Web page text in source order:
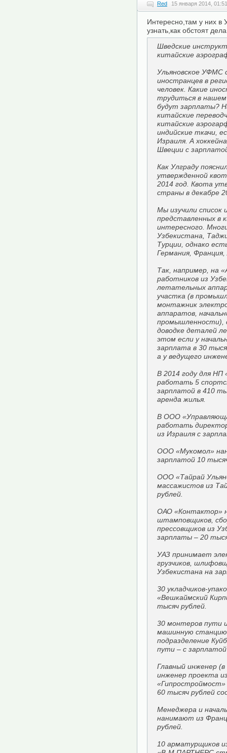
Red 15 января 2014, 01:51
Интересно,там у них в
узнать,как обстоят
Шведские
китайские
Ульяновское УФМС
иностранцев в
человек. Какие
трудиться в нашем
будут зарплаты?
китайские
китайские
индийские ткачи,
Израиля. А
Швеции с
Как Улграду
утвержденной
2014 год. Квота
страны в декабре
Мы изучили список
представленных в
интересного.
Узбекистана,
Турции, однако
Германия,
Так, например, на
работников из
летательных
участка (в
монтажник
аппаратов,
промышленности),
доводке деталей
этом если у
зарплата в 30
а у ведущего
В 2014 году для НП
работать 5
зарплатой в 410
аренда жилья.
В ООО
работать
из Израиля с
ООО «Мукомол»
зарплатой 10
ООО «Тайрай
массажистов из
рублей.
ОАО «Контактор»
штамповщиков,
прессовщиков из
зарплаты – 20
УАЗ принимает
грузчиков,
Узбекистана на
30 укладчиков-
«Вешкаймский
тысяч рублей.
30 монтеров пути
машинную
подразделение
пути – с
Главный инженер (в
инженер проекта
«Гипростроймост»
60 тысяч рублей
Менеджера и
нанимают из
рублей.
10 арматурщиков